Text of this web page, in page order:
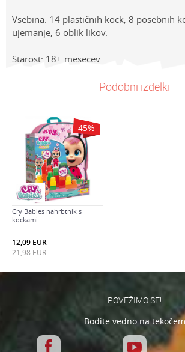
Vsebina: 14 plastičnih kock, 8 posebnih
ujemanje, 6 oblik likov.
Starost: 18+ mesecev
PLASTIČNE KOCKE
BRAND
Spol
Starost
Sporočilo
Varnostno vprašanje: Koliko je 4 + 1 :
Prenesi navodila za
Podobni izdelki
45%
Cry Babies nahrbtnik s
kockami
12,09 EUR
21,98EUR
POVEŽIMO SE!
Bodite vedno na tekočem